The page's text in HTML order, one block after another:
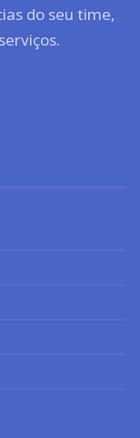
do seu time,